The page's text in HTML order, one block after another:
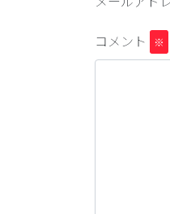
コメント ※